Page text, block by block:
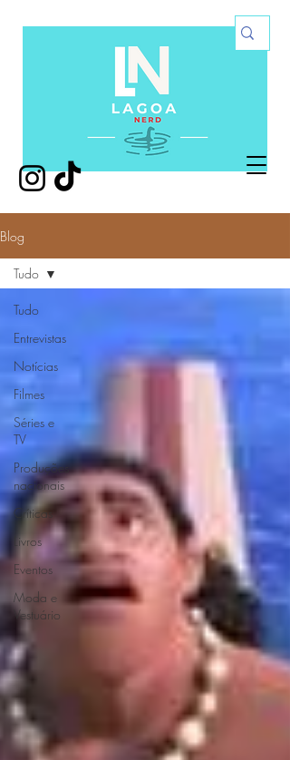
Blog
Tudo
Entrevistas
Notícias
Filmes
Séries e
TV
Produções
nacionais
Críticas
Livros
Eventos
Moda e
Vestuário
Tudo